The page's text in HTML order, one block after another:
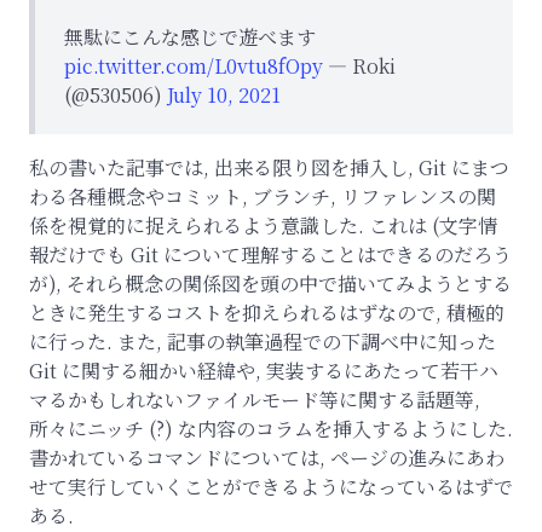
無駄にこんな感じで遊べます
pic.twitter.com/L0vtu8fOpy — Roki
(@530506) July 10, 2021
私の書いた記事では, 出来る限り図を挿入し, Git にまつ
わる各種概念やコミット, ブランチ, リファレンスの関
係を視覚的に捉えられるよう意識した. これは (文字情
報だけでも Git について理解することはできるのだろう
が), それら概念の関係図を頭の中で描いてみようとする
ときに発生するコストを抑えられるはずなので, 積極的
に行った. また, 記事の執筆過程での下調べ中に知った
Git に関する細かい経緯や, 実装するにあたって若干ハ
マるかもしれないファイルモード等に関する話題等,
所々にニッチ (?) な内容のコラムを挿入するようにした.
書かれているコマンドについては, ページの進みにあわ
せて実行していくことができるようになっているはずで
ある.